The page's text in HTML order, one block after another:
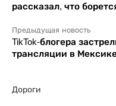
рассказал, что
Предыдущая новость
TikTok-блогера
трансляции в
Дороги